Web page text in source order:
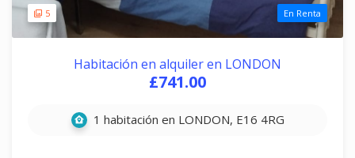
5 En Renta
Habitación en alquiler en LONDON
£741.00
1 habitación en LONDON, E16 4RG